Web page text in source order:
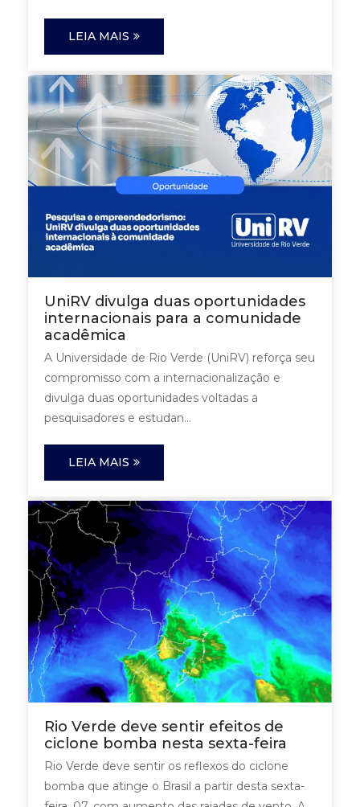
LEIA MAIS
UniRV divulga duas oportunidades
internacionais para a comunidade
acadêmica
A Universidade de Rio Verde (UniRV) reforça seu
compromisso com a internacionalização e
divulga duas oportunidades voltadas a
pesquisadores e estudan...
LEIA MAIS
Rio Verde deve sentir efeitos de
ciclone bomba nesta sexta-feira
Rio Verde deve sentir os reflexos do ciclone
bomba que atinge o Brasil a partir desta sexta-